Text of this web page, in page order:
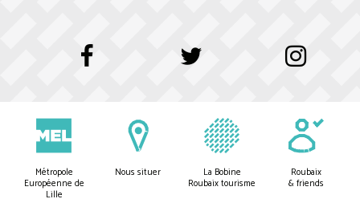
Métropole
Européenne de
Lille
Nous situer La Bobine
Roubaix tourisme
Roubaix
& friends